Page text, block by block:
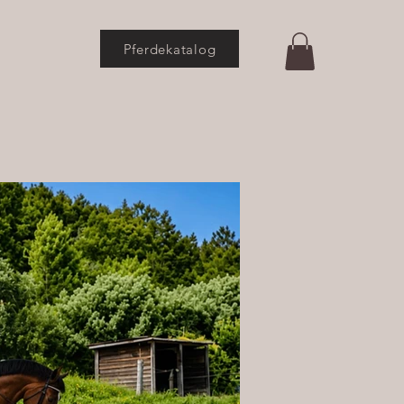
Pferdekatalog